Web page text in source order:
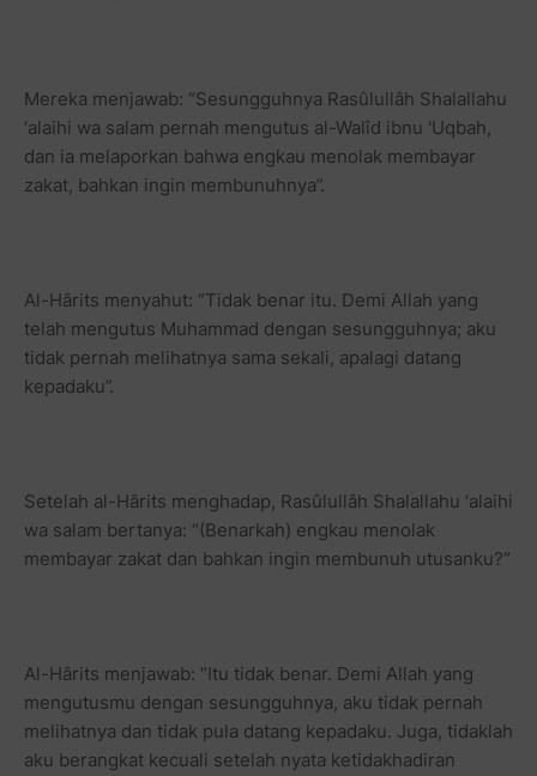
Mereka menjawab: “Sesungguhnya Rasûlullâh Shalallahu
‘alaihi wa salam pernah mengutus al-Walîd ibnu 'Uqbah,
dan ia melaporkan bahwa engkau menolak membayar
zakat, bahkan ingin membunuhnya”.
Al-Hârits menyahut: “Tidak benar itu. Demi Allah yang
telah mengutus Muhammad dengan sesungguhnya; aku
tidak pernah melihatnya sama sekali, apalagi datang
kepadaku”.
Setelah al-Hârits menghadap, Rasûlullâh Shalallahu ‘alaihi
wa salam bertanya: “(Benarkah) engkau menolak
membayar zakat dan bahkan ingin membunuh utusanku?”
Al-Hârits menjawab: “Itu tidak benar. Demi Allah yang
mengutusmu dengan sesungguhnya, aku tidak pernah
melihatnya dan tidak pula datang kepadaku. Juga, tidaklah
aku berangkat kecuali setelah nyata ketidakhadiran